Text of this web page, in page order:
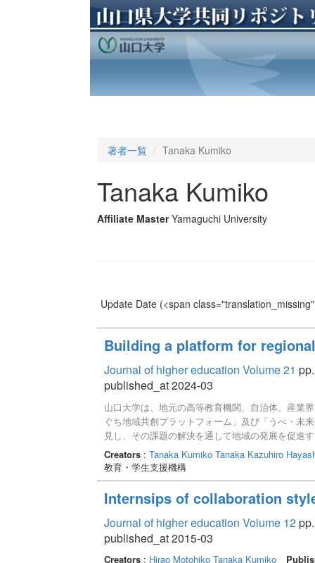
著者一覧 Tanaka Kumiko
Tanaka Kumiko
Affiliate Master Yamaguchi University
Update Date(<span
Building a platform for
Journal of higher education Volume 21
published_at 2024-03
山口大学は、地元の高等教育機関、自治体、産業
ぐち地域共創プラットフォーム」及び「うべ・未
見し、その課題の解決を通して地域の発展を促進
見の提供、人材育成と輩出を通してこれらの目的
で2つのワーキングを立ち上げ、活動を行った。
Creators: Tanaka Kumiko Tanaka Kazuhiro
教育・学生支援機構
Internsips of collaboration
Journal of higher education Volume 12pp.
published_at 2015-03
Creators: Hirao Motohiko Tanaka Kumiko